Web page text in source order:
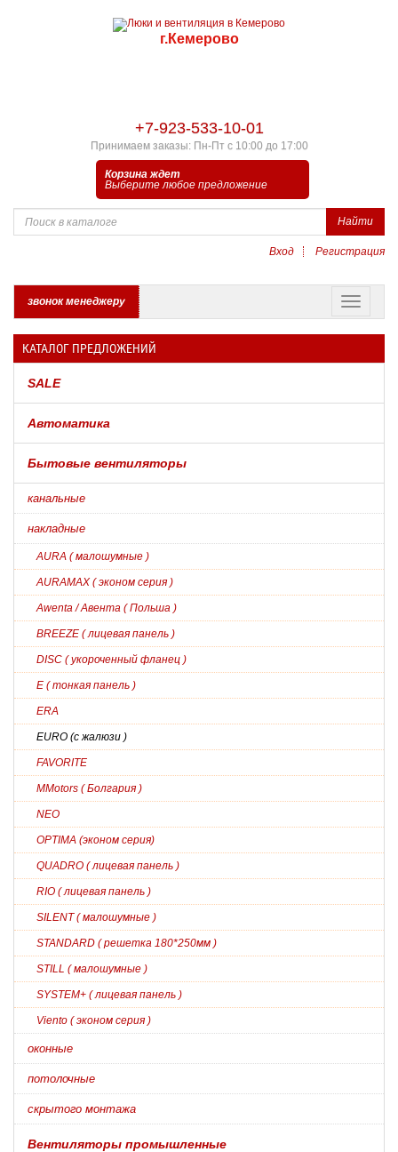
г.Кемерово
+7-923-533-10-01
Принимаем заказы: Пн-Пт с 10:00 до 17:00
Корзина ждет
Выберите любое предложение
Найти
Вход Регистрация
звонок менеджеру
КАТАЛОГ ПРЕДЛОЖЕНИЙ
SALE
Автоматика
Бытовые вентиляторы
канальные
накладные
AURA ( малошумные )
AURAMAX ( эконом серия )
Awenta / Авента ( Польша )
BREEZE ( лицевая панель )
DISC ( укороченный фланец )
E ( тонкая панель )
ERA
EURO (с жалюзи )
FAVORITE
MMotors ( Болгария )
NEO
OPTIMA (эконом серия)
QUADRO ( лицевая панель )
RIO ( лицевая панель )
SILENT ( малошумные )
STANDARD ( решетка 180*250мм )
STILL ( малошумные )
SYSTEM+ ( лицевая панель )
Viento ( эконом серия )
оконные
потолочные
скрытого монтажа
Вентиляторы промышленные